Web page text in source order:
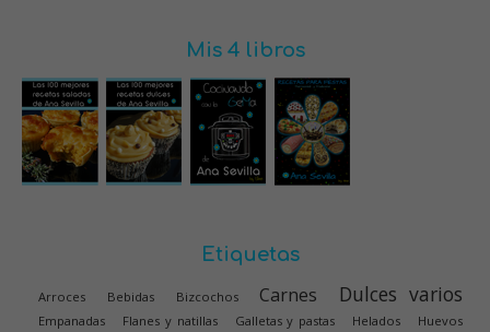
Mis 4 libros
Etiquetas
Arroces Bebidas Bizcochos Carnes Dulces varios
Empanadas Flanes y natillas Galletas y pastas Helados Huevos